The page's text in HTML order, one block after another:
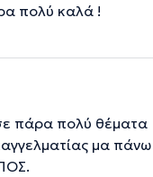
πολύ καλά !
πάρα πολύ θέματα
μα πάνω